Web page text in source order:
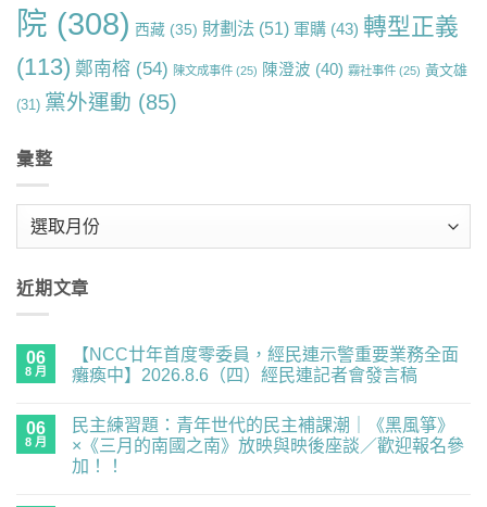
院 (308) 西藏 (35) 財劃法 (51) 軍購 (43) 轉型正義
(113) 鄭南榕 (54) 陳文成事件 (25) 陳澄波 (40) 霧社事件 (25) 黃文雄
(31) 黨外運動 (85)
彙整
近期文章
06
8 月
【NCC廿年首度零委員，經民連示警重要業務全面
癱瘓中】2026.8.6（四）經民連記者會發言稿
廿
首
度
留
言
06
8 月
民主練習題：青年世代的民主補課潮｜《黑風箏》
×《三月的南國之南》放映與映後座談／歡迎報名參
加！！